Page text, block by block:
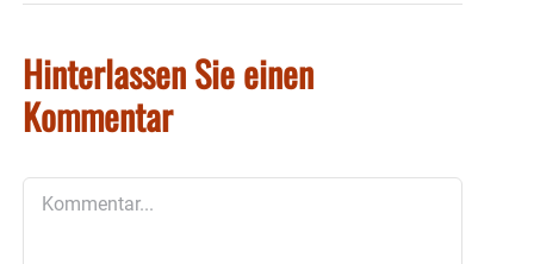
Hinterlassen Sie einen
Kommentar